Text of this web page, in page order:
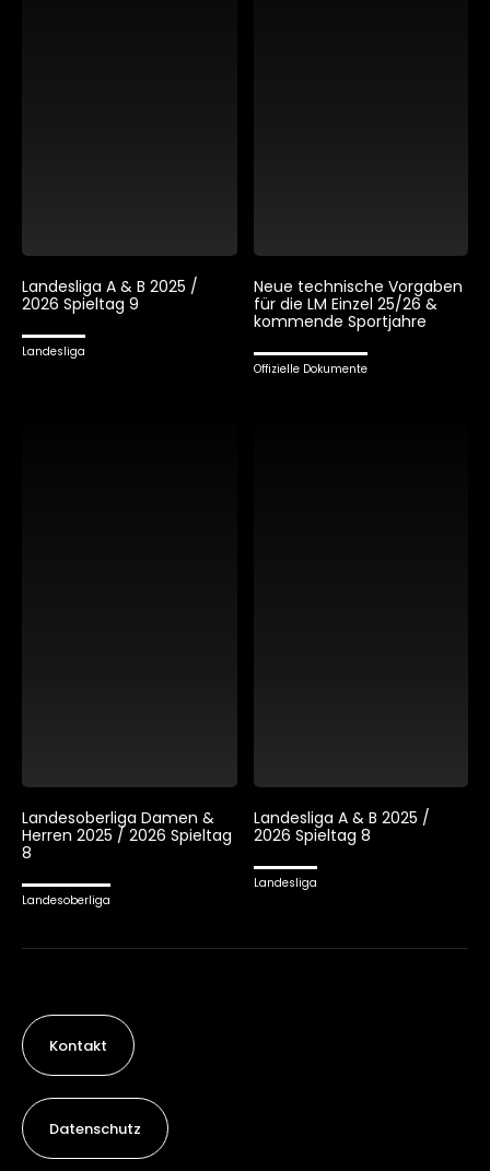
Landesliga A & B 2025 /
2026 Spieltag 9
Landesliga
Neue technische Vorgaben
für die LM Einzel 25/26 &
kommende Sportjahre
Offizielle Dokumente
Landesoberliga Damen &
Herren 2025 / 2026 Spieltag
8
Landesoberliga
Landesliga A & B 2025 /
2026 Spieltag 8
Landesliga
Kontakt
Datenschutz